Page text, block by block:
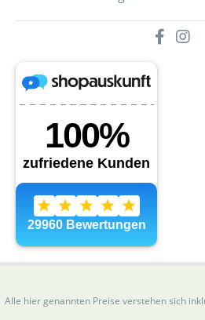
Alle hier genannten Preise verstehen sich